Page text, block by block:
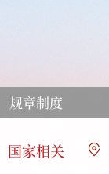
规章制度
国家相关